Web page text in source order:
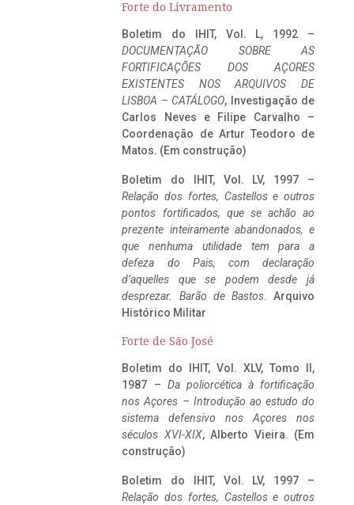
Forte do Livramento
Boletim do IHIT, Vol. L, 1992 –
DOCUMENTAÇÃO SOBRE AS
FORTIFICAÇÕES DOS AÇORES
EXISTENTES NOS ARQUIVOS DE
LISBOA – CATÁLOGO, Investigação de
Carlos Neves e Filipe Carvalho –
Coordenação de Artur Teodoro de
Matos. (Em construção)
Boletim do IHIT, Vol. LV, 1997 –
Relação dos fortes, Castellos e outros
pontos fortificados, que se achão ao
prezente inteiramente abandonados, e
que nenhuma utilidade tem para a
defeza do Pais, com declaração
d’aquelles que se podem desde já
desprezar. Barão de Bastos. Arquivo
Histórico Militar
Forte de São José
Boletim do IHIT, Vol. XLV, Tomo II,
1987 – Da poliorcética à fortificação
nos Açores – Introdução ao estudo do
sistema defensivo nos Açores nos
séculos XVI-XIX, Alberto Vieira. (Em
construção)
Boletim do IHIT, Vol. LV, 1997 –
Relação dos fortes, Castellos e outros